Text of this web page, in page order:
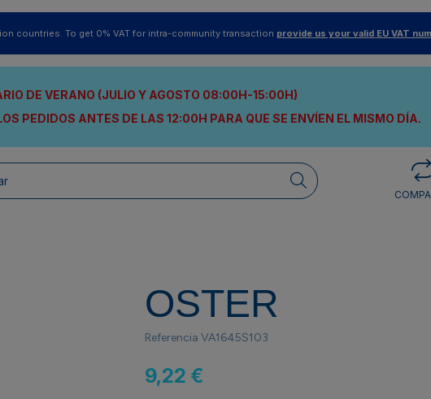
countries. To get 0% VAT for intra-community transaction provide us your valid EU VAT
DE VERANO (JULIO Y AGOSTO 08:00H-15:00H)
PEDIDOS ANTES DE LAS 12:00H PARA QUE SE ENVÍEN EL MISMO DÍA.
OSTER
Referencia VA1645S103
9,22 €